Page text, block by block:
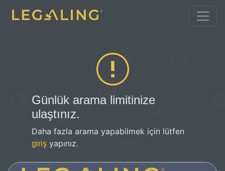
Günlük arama limitinize
ulaştınız.
Daha fazla arama yapabilmek için lütfen
giriş yapınız.